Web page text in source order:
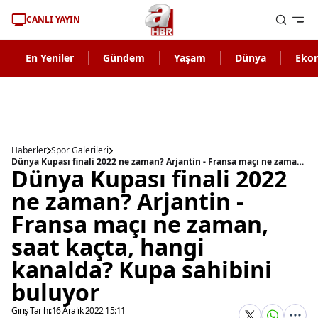
CANLI YAYIN
En Yeniler Gündem Yaşam Dünya
Haberler Spor Galerileri
Dünya Kupası finali 2022 ne zaman? Arjantin - Fransa maçı ne zaman, saat kaçta, hangi kanalda? Kupa sahibini buluyor
Dünya Kupası finali 2022
ne zaman? Arjantin -
Fransa maçı ne zaman,
saat kaçta, hangi
kanalda? Kupa sahibini
buluyor
Giriş Tarihi:16 Aralık 2022 15:11